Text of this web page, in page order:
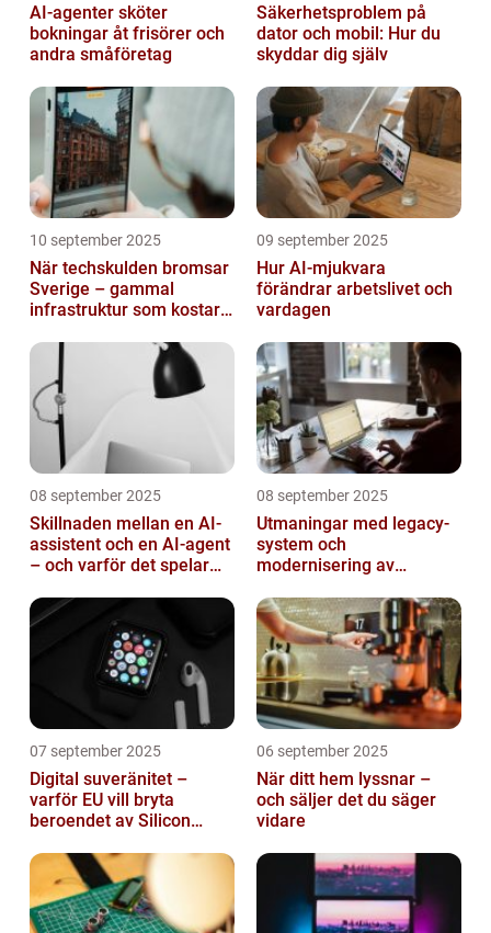
AI-agenter sköter
bokningar åt frisörer och
andra småföretag
Säkerhetsproblem på
dator och mobil: Hur du
skyddar dig själv
10 september 2025
När techskulden bromsar
Sverige – gammal
infrastruktur som kostar
09 september 2025
Hur AI-mjukvara
förändrar arbetslivet och
vardagen
08 september 2025
Skillnaden mellan en AI-
assistent och en AI-agent
– och varför det spelar
08 september 2025
Utmaningar med legacy-
system och
modernisering av
07 september 2025
Digital suveränitet –
varför EU vill bryta
beroendet av Silicon
06 september 2025
När ditt hem lyssnar –
och säljer det du säger
vidare